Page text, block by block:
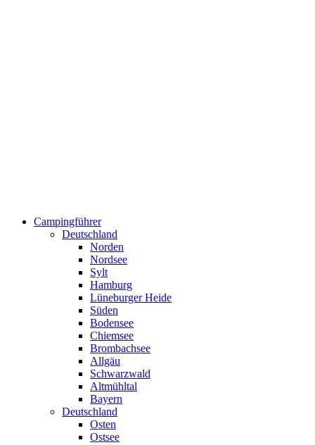
Campingführer
Deutschland
Norden
Nordsee
Sylt
Hamburg
Lüneburger Heide
Süden
Bodensee
Chiemsee
Brombachsee
Allgäu
Schwarzwald
Altmühltal
Bayern
Deutschland
Osten
Ostsee